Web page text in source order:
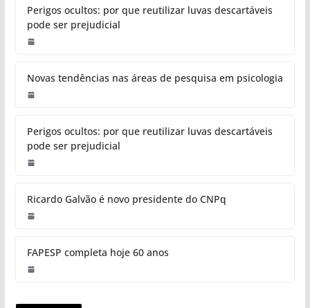
Perigos ocultos: por que reutilizar luvas descartáveis
pode ser prejudicial
Novas tendências nas áreas de pesquisa em psicologia
Perigos ocultos: por que reutilizar luvas descartáveis
pode ser prejudicial
Ricardo Galvão é novo presidente do CNPq
FAPESP completa hoje 60 anos